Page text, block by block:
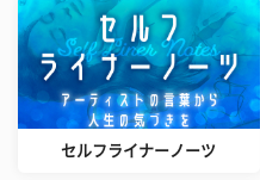
セルフライナーノーツ